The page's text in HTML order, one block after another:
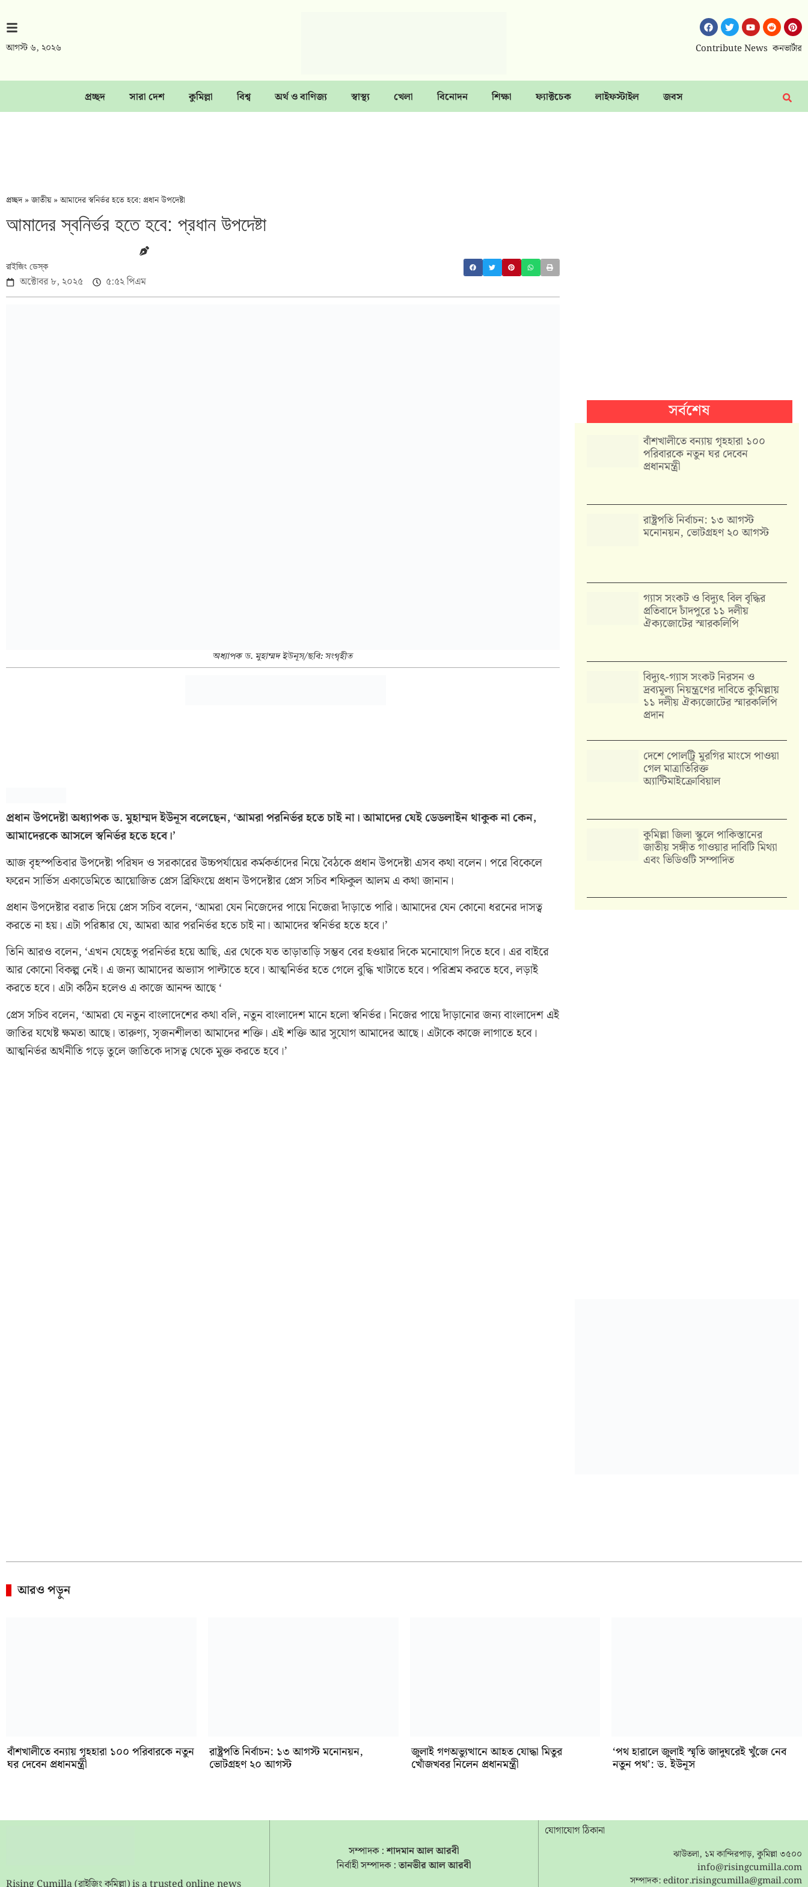
আগস্ট ৬, ২০২৬ Contribute News কনভার্টার
প্রচ্ছদ সারা দেশ কুমিল্লা বিশ্ব অর্থ ও বাণিজ্য স্বাস্থ্য খেলা বিনোদন শিক্ষা ফ্যাক্টচেক লাইফস্টাইল জবস
প্রচ্ছদ»জাতীয়»আমাদের স্বনির্ভর হতে হবে: প্রধান উপদেষ্টা
আমাদের স্বনির্ভর হতে হবে: প্রধান উপদেষ্টা
রাইজিং ডেস্ক
অক্টোবর ৮, ২০২৫ ৫:৫২ পিএম
অধ্যাপক ড. মুহাম্মদ ইউনূস/ছবি: সংগৃহীত
প্রধান উপদেষ্টা অধ্যাপক ড. মুহাম্মদ ইউনূস বলেছেন, ‘আমরা পরনির্ভর হতে চাই না। আমাদের যেই ডেডলাইন থাকুক না কেন,
আমাদেরকে আসলে স্বনির্ভর হতে হবে।’
আজ বৃহস্পতিবার উপদেষ্টা পরিষদ ও সরকারের উচ্চপর্যায়ের কর্মকর্তাদের নিয়ে বৈঠকে প্রধান উপদেষ্টা এসব কথা বলেন। পরে বিকেলে
ফরেন সার্ভিস একাডেমিতে আয়োজিত প্রেস ব্রিফিংয়ে প্রধান উপদেষ্টার প্রেস সচিব শফিকুল আলম এ কথা জানান।
প্রধান উপদেষ্টার বরাত দিয়ে প্রেস সচিব বলেন, ‘আমরা যেন নিজেদের পায়ে নিজেরা দাঁড়াতে পারি। আমাদের যেন কোনো ধরনের দাসত্ব
করতে না হয়। এটা পরিষ্কার যে, আমরা আর পরনির্ভর হতে চাই না। আমাদের স্বনির্ভর হতে হবে।’
তিনি আরও বলেন, ‘এখন যেহেতু পরনির্ভর হয়ে আছি, এর থেকে যত তাড়াতাড়ি সম্ভব বের হওয়ার দিকে মনোযোগ দিতে হবে। এর বাইরে
আর কোনো বিকল্প নেই। এ জন্য আমাদের অভ্যাস পাল্টাতে হবে। আত্মনির্ভর হতে গেলে বুদ্ধি খাটাতে হবে। পরিশ্রম করতে হবে, লড়াই
করতে হবে। এটা কঠিন হলেও এ কাজে আনন্দ আছে ‘
প্রেস সচিব বলেন, ‘আমরা যে নতুন বাংলাদেশের কথা বলি, নতুন বাংলাদেশ মানে হলো স্বনির্ভর। নিজের পায়ে দাঁড়ানোর জন্য বাংলাদেশ এই
জাতির যথেষ্ট ক্ষমতা আছে। তারুণ্য, সৃজনশীলতা আমাদের শক্তি। এই শক্তি আর সুযোগ আমাদের আছে। এটাকে কাজে লাগাতে হবে।
আত্মনির্ভর অর্থনীতি গড়ে তুলে জাতিকে দাসত্ব থেকে মুক্ত করতে হবে।’
সর্বশেষ
বাঁশখালীতে বন্যায় গৃহহারা ১০০
পরিবারকে নতুন ঘর দেবেন
প্রধানমন্ত্রী
রাষ্ট্রপতি নির্বাচন: ১৩ আগস্ট
মনোনয়ন, ভোটগ্রহণ ২০ আগস্ট
গ্যাস সংকট ও বিদ্যুৎ বিল বৃদ্ধির
প্রতিবাদে চাঁদপুরে ১১ দলীয়
ঐক্যজোটের স্মারকলিপি
‎বিদ্যুৎ-গ্যাস সংকট নিরসন ও
দ্রব্যমূল্য নিয়ন্ত্রণের দাবিতে কুমিল্লায়
১১ দলীয় ঐক‍্যজোটের স্মারকলিপি
প্রদান
দেশে পোলট্রি মুরগির মাংসে পাওয়া
গেল মাত্রাতিরিক্ত
অ্যান্টিমাইক্রোবিয়াল
কুমিল্লা জিলা স্কুলে পাকিস্তানের
জাতীয় সঙ্গীত গাওয়ার দাবিটি মিথ্যা
এবং ভিডিওটি সম্পাদিত
আরও পড়ুন
বাঁশখালীতে বন্যায় গৃহহারা ১০০ পরিবারকে নতুন
ঘর দেবেন প্রধানমন্ত্রী
রাষ্ট্রপতি নির্বাচন: ১৩ আগস্ট মনোনয়ন,
ভোটগ্রহণ ২০ আগস্ট
জুলাই গণঅভ্যুত্থানে আহত যোদ্ধা মিতুর
খোঁজখবর নিলেন প্রধানমন্ত্রী
‘পথ হারালে জুলাই স্মৃতি জাদুঘরেই খুঁজে নেব
নতুন পথ’: ড. ইউনূস
Rising Cumilla (রাইজিং কুমিল্লা) is a trusted online news
সম্পাদক :শাদমান আল আরবী
নির্বাহী সম্পাদক :তানভীর আল আরবী
যোগাযোগ ঠিকানা
ঝাউতলা, ১ম কান্দিরপাড়, কুমিল্লা ৩৫০০
info@risingcumilla.com
সম্পাদক:editor.risingcumilla@gmail.com